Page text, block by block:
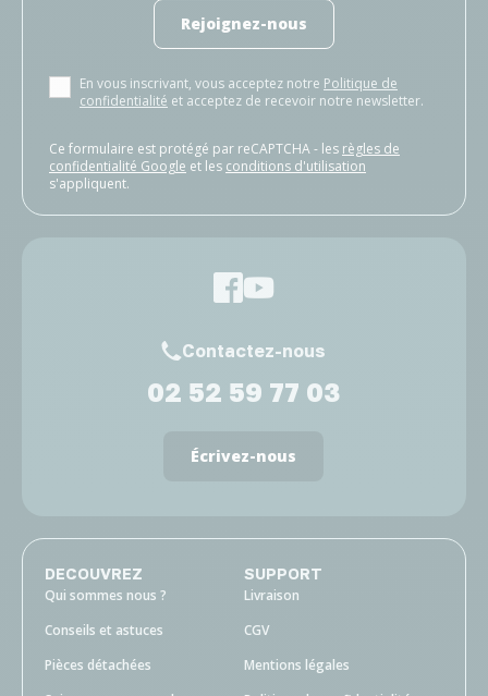
Rejoignez-nous
En vous inscrivant, vous acceptez notre Politique de
confidentialité et acceptez de recevoir notre newsletter.
Ce formulaire est protégé par reCAPTCHA - les règles de
confidentialité Google et les conditions d'utilisation
s'appliquent.
Contactez-nous
02 52 59 77 03
Écrivez-nous
DECOUVREZ
Qui sommes nous ?
Conseils et astuces
Pièces détachées
SUPPORT
Livraison
CGV
Mentions légales